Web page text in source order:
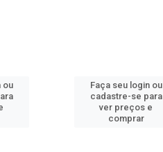
ou
Faça seu login ou
cadastre-se para
ver preços e
comprar